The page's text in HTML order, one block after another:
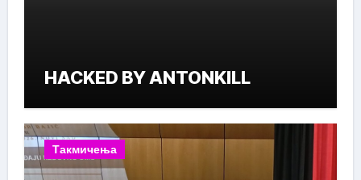
HACKED BY ANTONKILL
Такмичења